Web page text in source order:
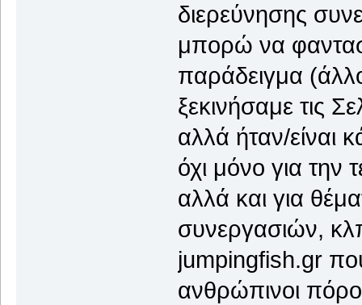
διερεύνησης
μπορώ να
παράδειγμα
ξεκινήσαμε τις
αλλά ήταν/είναι
όχι μόνο για την
αλλά και για
συνεργασιών,
jumpingfish.gr που
ανθρώπινοι